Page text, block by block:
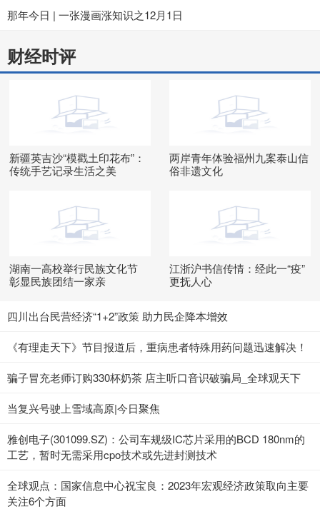
那年今日 | 一张漫画涨知识之12月1日
财经时评
新疆英吉沙“模戳土印花布”：
传统手艺记录生活之美
两岸青年体验福州九案泰山信
俗非遗文化
湖南一高校举行民族文化节
彰显民族团结一家亲
江浙沪书信传情：经此一“疫”
更抚人心
四川出台民营经济“1+2”政策 助力民企降本增效
《有理走天下》节目报道后，重病患者特殊用药问题迅速解决！
骗子冒充老师订购330杯奶茶 店主听口音识破骗局_全球观天下
当复兴号驶上雪域高原|今日聚焦
雅创电子(301099.SZ)：公司车规级IC芯片采用的BCD 180nm的
工艺，暂时无需采用cpo技术或先进封测技术
全球观点：国家信息中心祝宝良：2023年宏观经济政策取向主要
关注6个方面